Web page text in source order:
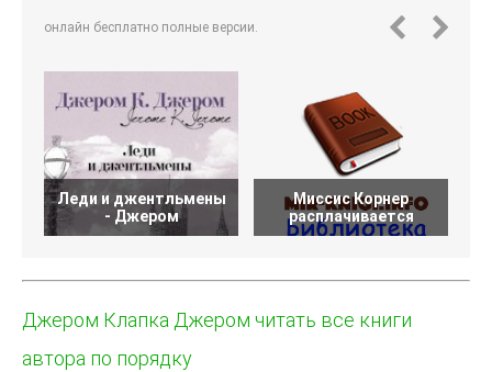
онлайн бесплатно полные версии.
Леди и джентльмены
- Джером
Миссис Корнер
расплачивается
Джером Клапка Джером читать все книги
автора по порядку